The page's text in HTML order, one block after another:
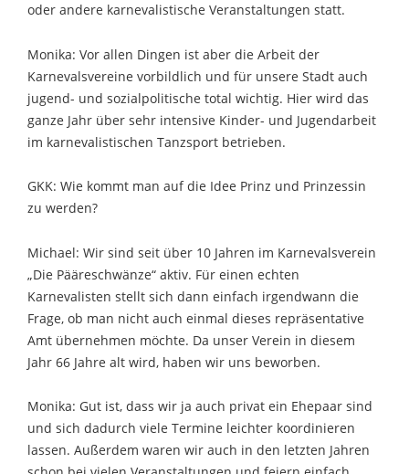
oder andere karnevalistische Veranstaltungen statt.
Monika: Vor allen Dingen ist aber die Arbeit der
Karnevalsvereine vorbildlich und für unsere Stadt auch
jugend- und sozialpolitische total wichtig. Hier wird das
ganze Jahr über sehr intensive Kinder- und Jugendarbeit
im karnevalistischen Tanzsport betrieben.
GKK: Wie kommt man auf die Idee Prinz und Prinzessin
zu werden?
Michael: Wir sind seit über 10 Jahren im Karnevalsverein
„Die Pääreschwänze“ aktiv. Für einen echten
Karnevalisten stellt sich dann einfach irgendwann die
Frage, ob man nicht auch einmal dieses repräsentative
Amt übernehmen möchte. Da unser Verein in diesem
Jahr 66 Jahre alt wird, haben wir uns beworben.
Monika: Gut ist, dass wir ja auch privat ein Ehepaar sind
und sich dadurch viele Termine leichter koordinieren
lassen. Außerdem waren wir auch in den letzten Jahren